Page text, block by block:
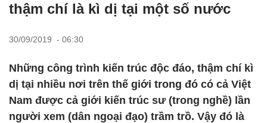
thậm chí là kì dị tại một số nước
30/09/2019 - 06:30
Những công trình kiến trúc độc đáo, thậm chí kì
dị tại nhiều nơi trên thế giới trong đó có cả Việt
Nam được cả giới kiến trúc sư (trong nghề) lần
người xem (dân ngoại đạo) trầm trồ. Vậy đó là